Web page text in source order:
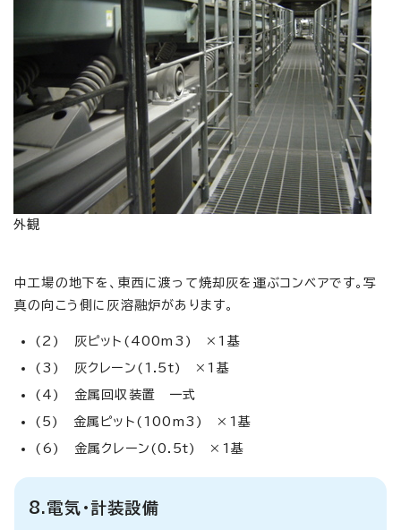
外観
中工場の地下を、東西に渡って焼却灰を運ぶコンベアです。写
真の向こう側に灰溶融炉があります。
(2) 灰ピット(400m3) ×1基
(3) 灰クレーン(1.5t) ×1基
(4) 金属回収装置 一式
(5) 金属ピット(100m3) ×1基
(6) 金属クレーン(0.5t) ×1基
8.電気・計装設備